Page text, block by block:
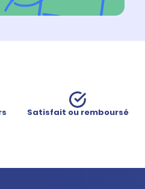
Satisfait ou remboursé